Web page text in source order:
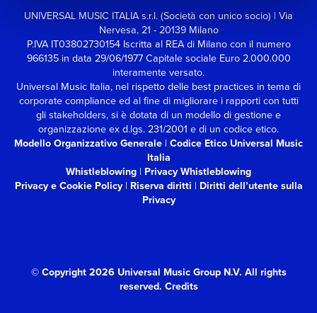
UNIVERSAL MUSIC ITALIA s.r.l. (Società con unico socio) | Via
Nervesa, 21 - 20139 Milano
P.IVA IT03802730154 Iscritta al REA di Milano con il numero
966135 in data 29/06/1977Capitale sociale Euro 2.000.000
interamente versato.
Universal Music Italia, nel rispetto delle best practices in tema di
corporate compliance ed al fine di migliorare i rapporti con tutti
gli stakeholders,si è dotata di un modello di gestione e
organizzazione ex d.lgs. 231/2001 e di un codice etico.
Modello Organizzativo Generale | Codice Etico Universal Music
Italia
Whistleblowing | Privacy Whistleblowing
Privacy e Cookie Policy| Riserva diritti | Diritti dell’utente sulla
Privacy
© Copyright 2026 Universal Music Group N.V. All rights
reserved. Credits